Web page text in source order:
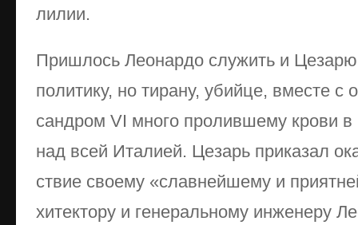
ли­лии.
При­шлось Ле­о­нар­до слу­жить и
по­ли­ти­ку, но ти­ра­ну, убий­це, вме­сте
сан­дром VI мно­го про­лив­ше­му кро­ви
над всей Ита­ли­ей. Це­зарь при­ка­зал
ст­вие сво­ему «слав­ней­ше­му и
хи­тек­то­ру и ге­не­раль­но­му ин­же­не­ру